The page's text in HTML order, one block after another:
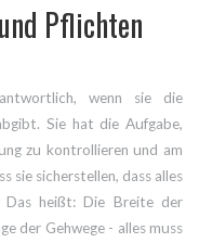
Pflichten
wenn sie die
Sie hat die Aufgabe,
zu kontrollieren und am
sie sicherstellen, dass alles
Das heißt: Die Breite der
der Gehwege - alles muss